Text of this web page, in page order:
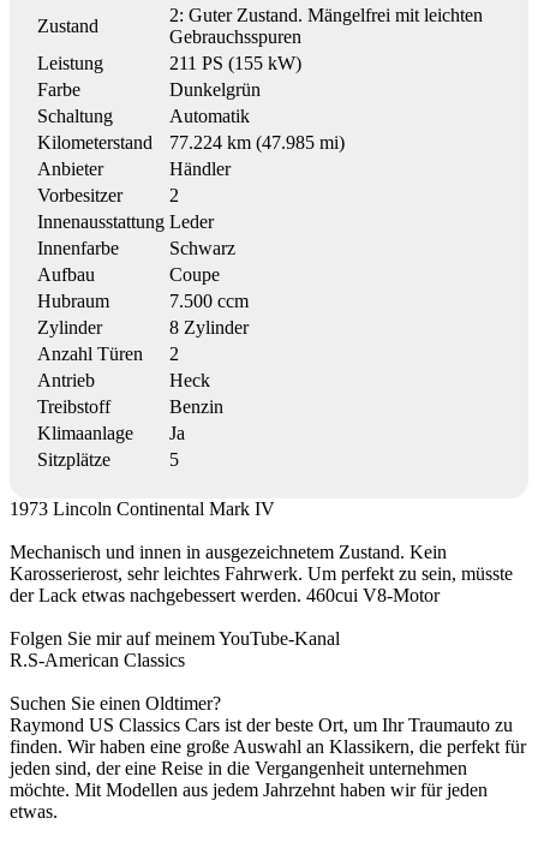
Zustand
2: Guter Zustand. Mängelfrei mit leichten
Gebrauchsspuren
Leistung
211 PS (155 kW)
Farbe
Dunkelgrün
Schaltung
Automatik
Kilometerstand
77.224 km (47.985 mi)
Anbieter
Händler
Vorbesitzer
2
Innenausstattung Leder
Innenfarbe
Schwarz
Aufbau
Coupe
Hubraum
7.500 ccm
Zylinder
8 Zylinder
Anzahl Türen
2
Antrieb
Heck
Treibstoff
Benzin
Klimaanlage
Ja
Sitzplätze
5
1973 Lincoln Continental Mark IV
Mechanisch und innen in ausgezeichnetem Zustand. Kein
Karosserierost, sehr leichtes Fahrwerk. Um perfekt zu sein, müsste
der Lack etwas nachgebessert werden. 460cui V8-Motor
Folgen Sie mir auf meinem YouTube-Kanal
R.S-American Classics
Suchen Sie einen Oldtimer?
Raymond US Classics Cars ist der beste Ort, um Ihr Traumauto zu
finden. Wir haben eine große Auswahl an Klassikern, die perfekt für
jeden sind, der eine Reise in die Vergangenheit unternehmen
möchte. Mit Modellen aus jedem Jahrzehnt haben wir für jeden
etwas.